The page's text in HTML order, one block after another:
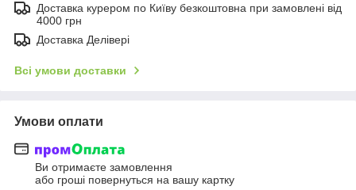
Доставка курером по Київу безкоштовна при замовлені від
4000 грн
Доставка Делівері
Всі умови доставки
Умови оплати
Ви отримаєте замовлення
або гроші повернуться на вашу картку